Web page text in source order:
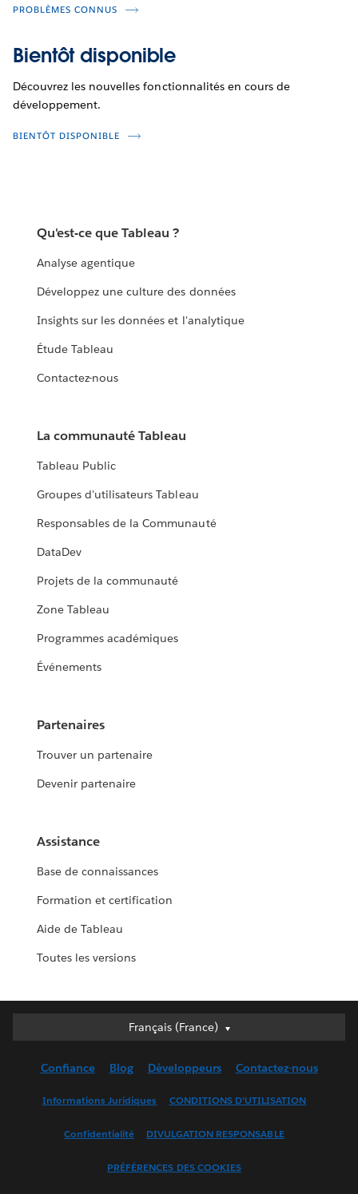
PROBLÈMES CONNUS
Bientôt disponible
Découvrez les nouvelles fonctionnalités en cours de
développement.
BIENTÔT DISPONIBLE
Qu'est-ce que Tableau ?
Analyse agentique
Développez une culture des données
Insights sur les données et l'analytique
Étude Tableau
Contactez-nous
La communauté Tableau
Tableau Public
Groupes d'utilisateurs Tableau
Responsables de la Communauté
DataDev
Projets de la communauté
Zone Tableau
Programmes académiques
Événements
Partenaires
Trouver un partenaire
Devenir partenaire
Assistance
Base de connaissances
Formation et certification
Aide de Tableau
Toutes les versions
Français (France)
Français (France)
English (UK)
Français (Canada)
Confiance Blog Développeurs Contactez-nous
Informations Juridiques CONDITIONS D'UTILISATION
Confidentialité DIVULGATION RESPONSABLE
PRÉFÉRENCES DES COOKIES